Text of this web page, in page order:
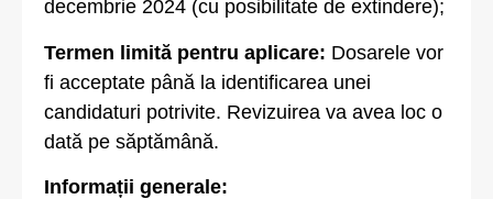
decembrie 2024 (cu posibilitate de extindere);
Termen limită pentru aplicare: Dosarele vor
fi acceptate până la identificarea unei
candidaturi potrivite. Revizuirea va avea loc o
dată pe săptămână.
Informații generale: